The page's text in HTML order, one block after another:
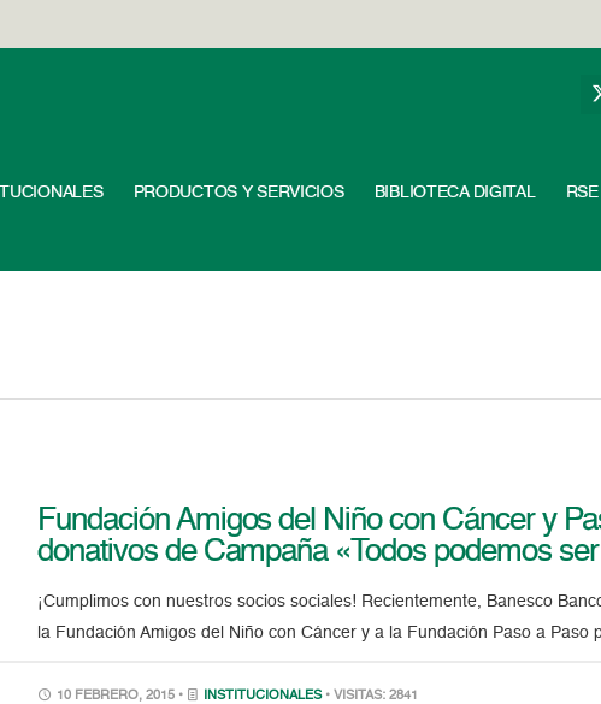
PRODUCTOS Y SERVICIOS BIBLIOTECA DIGITAL RSE
Fundación Amigos del Niño con Cáncer y
donativos de Campaña «Todos podemos
¡Cumplimos con nuestros socios sociales! Recientemente, Banesco
la Fundación Amigos del Niño con Cáncer y a la Fundación Paso a
10 FEBRERO, 2015 • INSTITUCIONALES • VISITAS: 2841